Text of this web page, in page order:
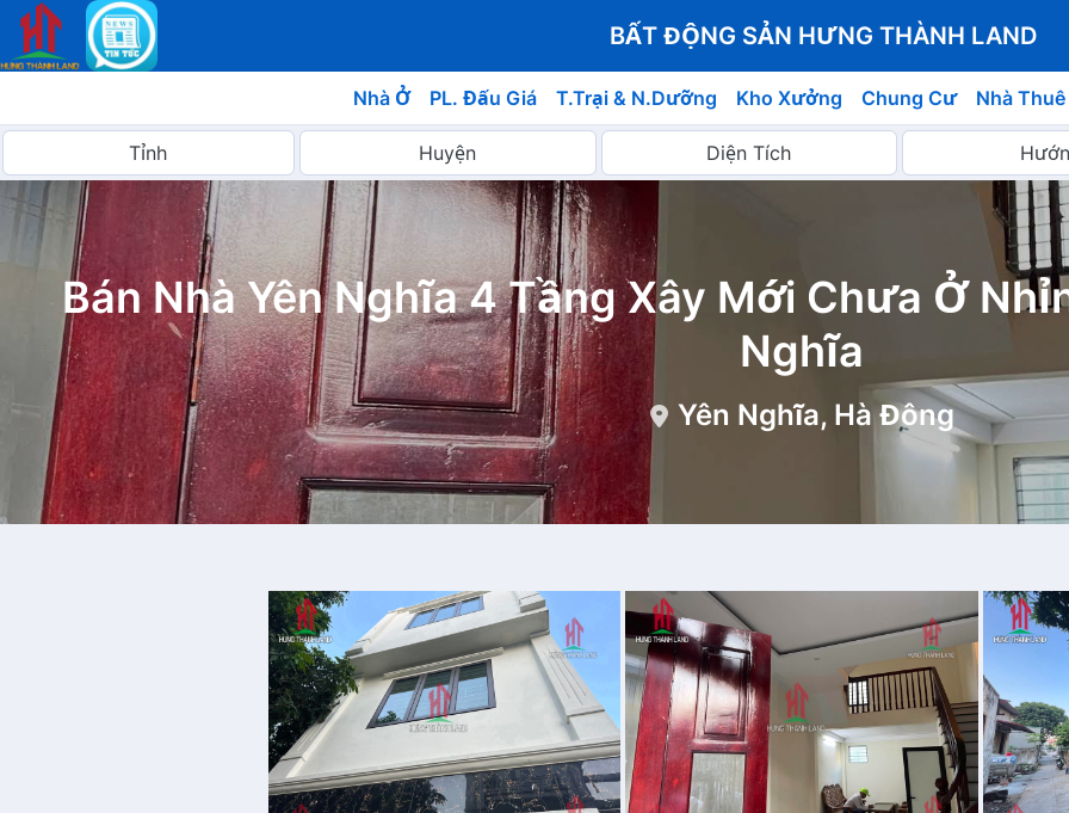
BẤT ĐỘNG SẢN HƯNG THÀNH LAND
Nhà Ở PL. Đấu Giá T.Trại & N.Dưỡng Kho Xưởng Chung Cư Nhà Thuê
Bán Nhà Yên Nghĩa 4 Tầng Xây Mới Chưa Ở
Nghĩa
Yên Nghĩa, Hà Đông